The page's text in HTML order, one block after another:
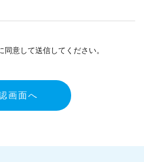
同意して送信してください。
画面へ